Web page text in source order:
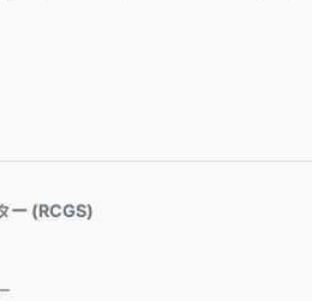
ー (RCGS)